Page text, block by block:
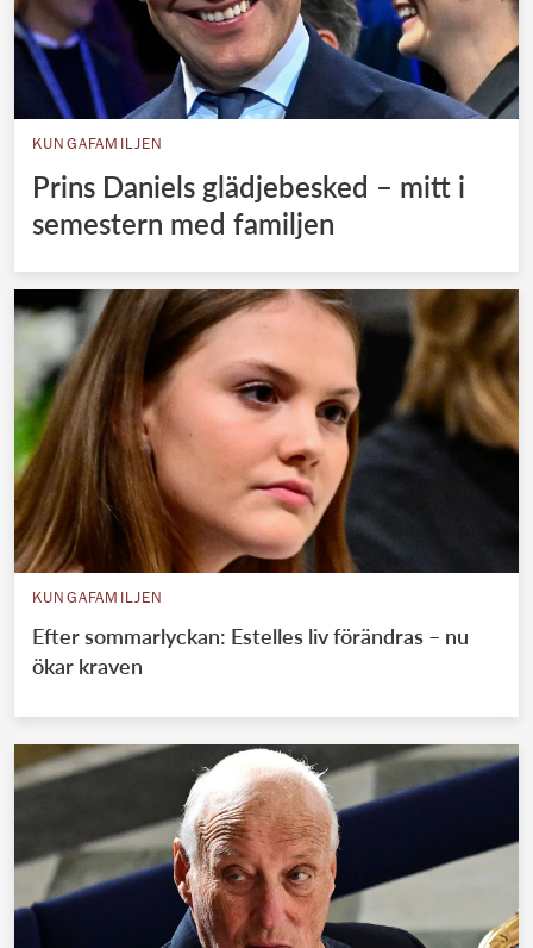
KUNGAFAMILJEN
Prins Daniels glädjebesked – mitt i
semestern med familjen
KUNGAFAMILJEN
Efter sommarlyckan: Estelles liv förändras – nu
ökar kraven